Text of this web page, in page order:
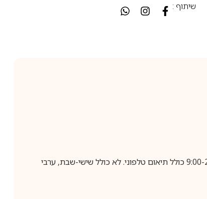
שיתוף :
בביצוע הזמנה עד השעה 10:00 בימים א-ה, קבלת המשלוח תבוצע עד חמישה ימי עסקים מיום שלאחר ביצוע ההזמנה, בין השעות 9:00-21:00 כולל תיאום טלפוני. לא כולל שישי-שבת, ערבי